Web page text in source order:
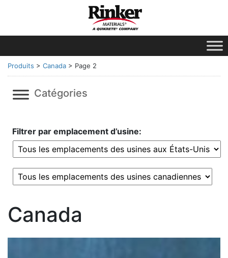
Produits > Canada > Page 2
Catégories
Filtrer par emplacement d’usine:
Canada